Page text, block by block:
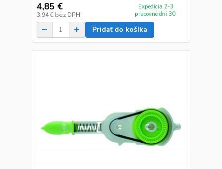
4,85 €
3,94 € bez DPH
Expedícia 2-3
pracovné dni 30
Pridať do košíka